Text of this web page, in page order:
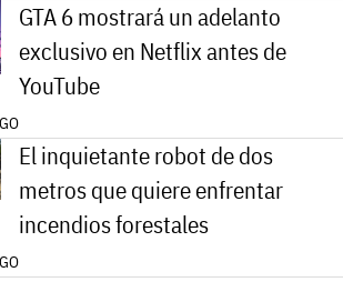
GTA 6 mostrará un adelanto
exclusivo en Netflix antes de
YouTube
El inquietante robot de dos
metros que quiere enfrentar
incendios forestales